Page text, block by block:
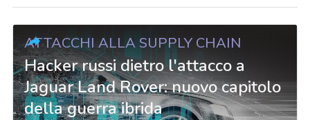
ATTACCHI ALLA SUPPLY CHAIN
Hacker russi dietro l'attacco a
Jaguar Land Rover: nuovo capitolo
della guerra ibrida